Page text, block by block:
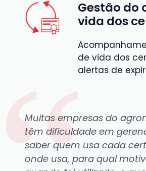
Gestão do
vida dos
de vida dos
alertas de
Muitas empresas do
têm dificuldade em
saber quem usa cada
onde usa, para qual